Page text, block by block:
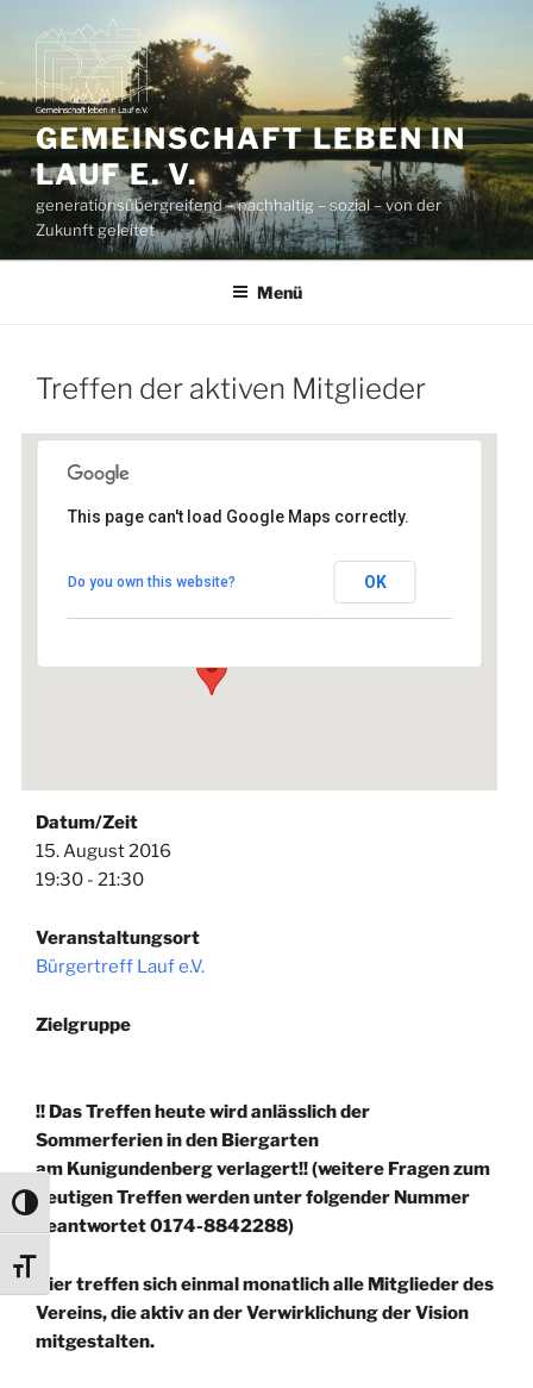
Umschalten auf hohe Kontraste
Schrift vergrößern
Inhalt
GEMEINSCHAFT LEBEN IN
LAUF E. V.
generationsübergreifend – nachhaltig – sozial – von der
Zukunft geleitet
Menü
Treffen der aktiven Mitglieder
Bürgertreff Lauf e.V.
Hellergasse 2 - Lauf an der Pegnitz
This page can't load Google Maps correctly.
Do you own this website? OK
Datum/Zeit
15. August 2016
19:30 - 21:30
Veranstaltungsort
Bürgertreff Lauf e.V.
Zielgruppe
!! Das Treffen heute wird anlässlich der
Sommerferien in den Biergarten
am Kunigundenberg verlagert!!(weitere Fragen zum
heutigen Treffen werden unter folgender Nummer
beantwortet 0174-8842288)
Hier treffen sich einmal monatlich alle Mitglieder des
Vereins, die aktiv an der Verwirklichung der Vision
mitgestalten.